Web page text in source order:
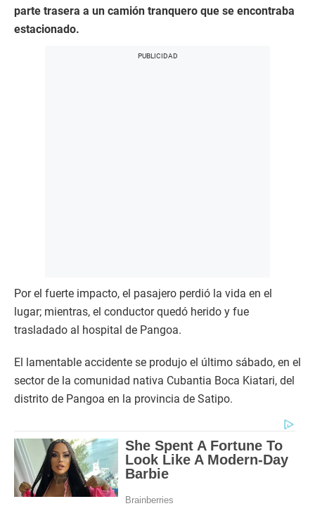
parte trasera a un camión tranquero que se encontraba
estacionado.
Por el fuerte impacto, el pasajero perdió la vida en el
lugar; mientras, el conductor quedó herido y fue
trasladado al hospital de Pangoa.
El lamentable accidente se produjo el último sábado, en el
sector de la comunidad nativa Cubantia Boca Kiatari, del
distrito de Pangoa en la provincia de Satipo.